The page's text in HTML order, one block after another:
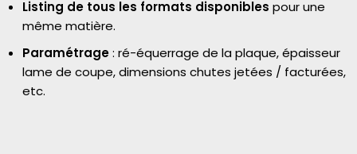
Listing de tous les formats disponibles pour une
même matière.
Paramétrage: ré-équerrage de la plaque, épaisseur
lame de coupe, dimensions chutes jetées / facturées,
etc.